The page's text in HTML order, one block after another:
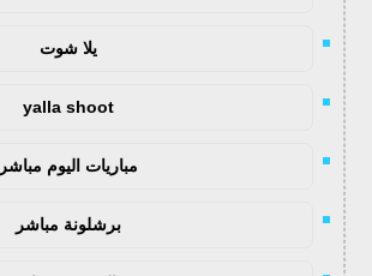
يلا شوت
yalla shoot
مباريات اليوم مباشر
برشلونة مباشر